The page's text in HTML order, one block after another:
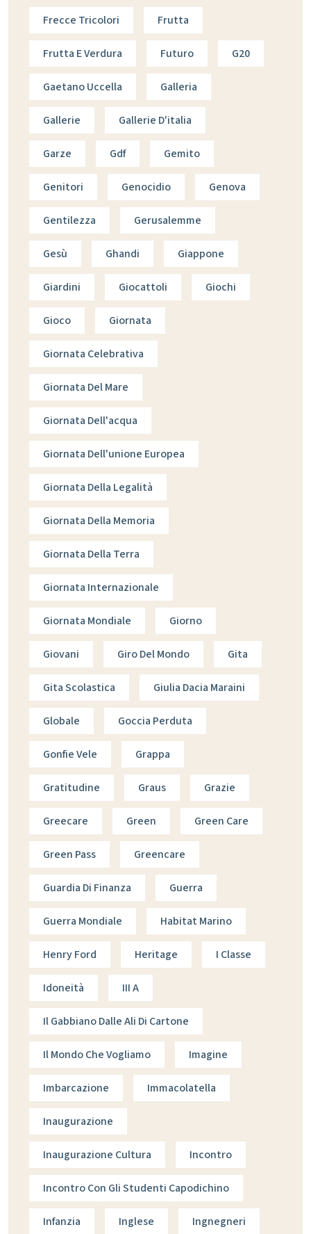
Frecce Tricolori Frutta
Frutta E Verdura Futuro G20
Gaetano Uccella Galleria
Gallerie Gallerie D'italia
Garze Gdf Gemito
Genitori Genocidio Genova
Gentilezza Gerusalemme
Gesù Ghandi Giappone
Giardini Giocattoli Giochi
Gioco Giornata
Giornata Celebrativa
Giornata Del Mare
Giornata Dell'acqua
Giornata Dell'unione Europea
Giornata Della Legalità
Giornata Della Memoria
Giornata Della Terra
Giornata Internazionale
Giornata Mondiale Giorno
Giovani Giro Del Mondo Gita
Gita Scolastica Giulia Dacia Maraini
Globale Goccia Perduta
Gonfie Vele Grappa
Gratitudine Graus Grazie
Greecare Green Green Care
Green Pass Greencare
Guardia Di Finanza Guerra
Guerra Mondiale Habitat Marino
Henry Ford Heritage I Classe
Idoneità III A
Il Gabbiano Dalle Ali Di Cartone
Il Mondo Che Vogliamo Imagine
Imbarcazione Immacolatella
Inaugurazione
Inaugurazione Cultura Incontro
Incontro Con Gli Studenti Capodichino
Infanzia Inglese Ingnegneri